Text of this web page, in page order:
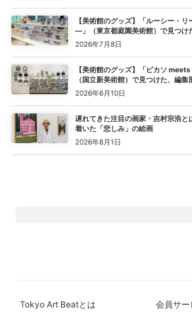
【美術館のグッズ】「ルーシー・
―」（東京都庭園美術館）で見つけ
2026年7月8日
【美術館のグッズ】「ピカソ
（国立新美術館）で見つけた、編
2026年6月10日
遅れてきた注目の画家・吉村宗浩と
着いた「悲しみ」の絵画
2026年8月1日
Tokyo Art Beatとは 会員サー